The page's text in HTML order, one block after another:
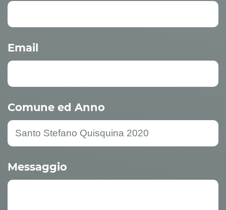
Email
Comune ed Anno
Messaggio